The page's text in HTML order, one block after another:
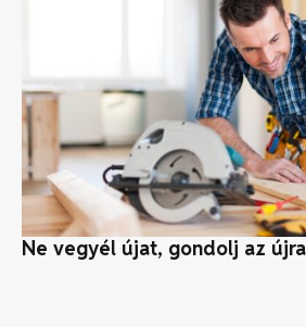
Ne vegyél újat, gondolj az